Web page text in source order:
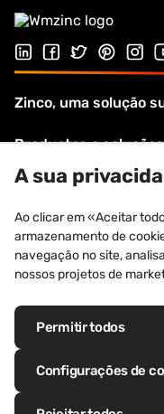
Siga-nos no LinkedIn
Siga-nos no
Siga-nos no
Follow us
Siga-
Zinco, uma solução
Productos e soluções
Apoio e serviços
Sobre VMZINC
Informações legais
Marcas registadas: VM
ANTHRA-ZINC®,
A sua
Ao clicar em «Aceitar
armazenamento de
navegação no site,
nossos projetos de
Permitir todos
Configurações de